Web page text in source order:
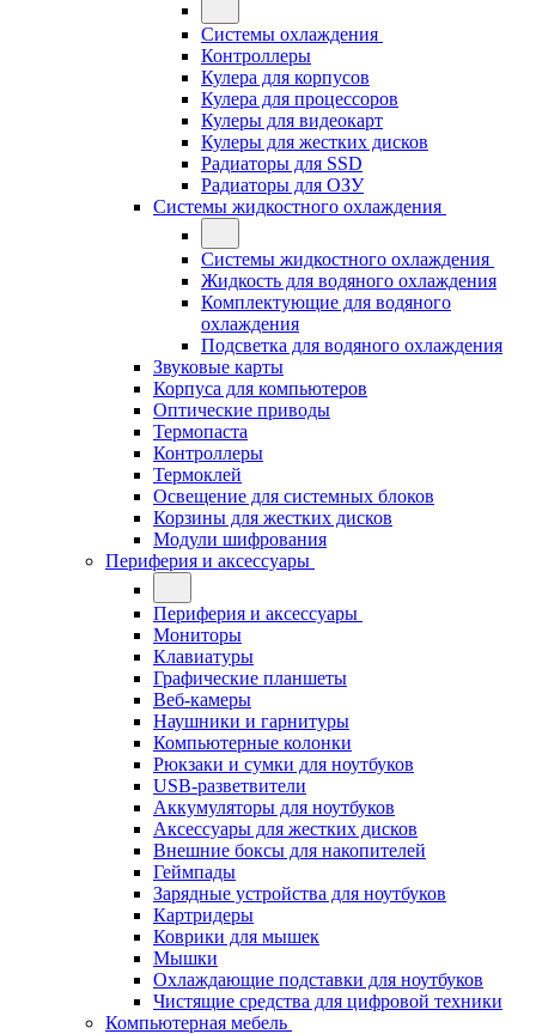
Системы охлаждения
Контроллеры
Кулера для корпусов
Кулера для процессоров
Кулеры для видеокарт
Кулеры для жестких дисков
Радиаторы для SSD
Радиаторы для ОЗУ
Системы жидкостного охлаждения
Системы жидкостного охлаждения
Жидкость для водяного охлаждения
Комплектующие для водяного
охлаждения
Подсветка для водяного охлаждения
Звуковые карты
Корпуса для компьютеров
Оптические приводы
Термопаста
Контроллеры
Термоклей
Освещение для системных блоков
Корзины для жестких дисков
Модули шифрования
Периферия и аксессуары
Периферия и аксессуары
Мониторы
Клавиатуры
Графические планшеты
Веб-камеры
Наушники и гарнитуры
Компьютерные колонки
Рюкзаки и сумки для ноутбуков
USB-разветвители
Аккумуляторы для ноутбуков
Аксессуары для жестких дисков
Внешние боксы для накопителей
Геймпады
Зарядные устройства для ноутбуков
Картридеры
Коврики для мышек
Мышки
Охлаждающие подставки для ноутбуков
Чистящие средства для цифровой техники
Компьютерная мебель